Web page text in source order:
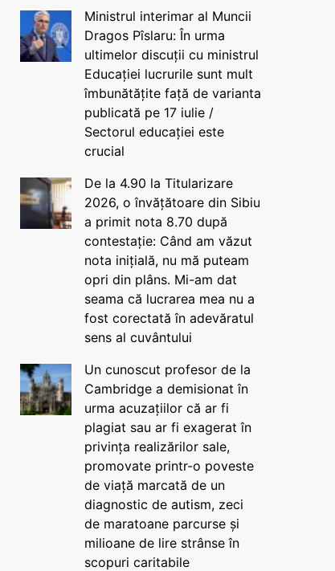
Ministrul interimar al Muncii
Dragos Pîslaru: În urma
ultimelor discuții cu ministrul
Educației lucrurile sunt mult
îmbunătățite față de varianta
publicată pe 17 iulie /
Sectorul educației este
crucial
De la 4.90 la Titularizare
2026, o învățătoare din Sibiu
a primit nota 8.70 după
contestație: Când am văzut
nota inițială, nu mă puteam
opri din plâns. Mi-am dat
seama că lucrarea mea nu a
fost corectată în adevăratul
sens al cuvântului
Un cunoscut profesor de la
Cambridge a demisionat în
urma acuzațiilor că ar fi
plagiat sau ar fi exagerat în
privința realizărilor sale,
promovate printr-o poveste
de viață marcată de un
diagnostic de autism, zeci
de maratoane parcurse și
milioane de lire strânse în
scopuri caritabile